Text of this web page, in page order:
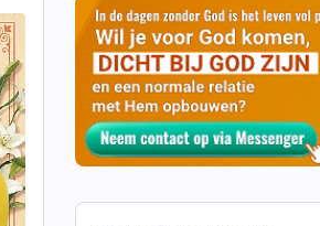
35:25
Gods
Gods
II’ (Deel twee)
Gods
Gods